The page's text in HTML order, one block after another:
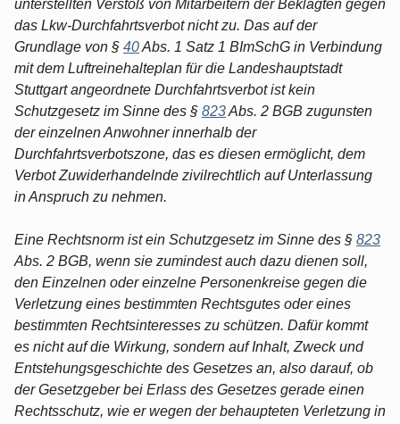
unterstellten Verstoß von Mitarbeitern der Beklagten gegen
das Lkw-Durchfahrtsverbot nicht zu. Das auf der
Grundlage von § 40Abs. 1 Satz 1 BImSchG in Verbindung
mit dem Luftreinehalteplan für die Landeshauptstadt
Stuttgart angeordnete Durchfahrtsverbot ist kein
Schutzgesetz im Sinne des § 823Abs. 2 BGB zugunsten
der einzelnen Anwohner innerhalb der
Durchfahrtsverbotszone, das es diesen ermöglicht, dem
Verbot Zuwiderhandelnde zivilrechtlich auf Unterlassung
in Anspruch zu nehmen.
Eine Rechtsnorm ist ein Schutzgesetz im Sinne des § 823
Abs. 2 BGB, wenn sie zumindest auch dazu dienen soll,
den Einzelnen oder einzelne Personenkreise gegen die
Verletzung eines bestimmten Rechtsgutes oder eines
bestimmten Rechtsinteresses zu schützen. Dafür kommt
es nicht auf die Wirkung, sondern auf Inhalt, Zweck und
Entstehungsgeschichte des Gesetzes an, also darauf, ob
der Gesetzgeber bei Erlass des Gesetzes gerade einen
Rechtsschutz, wie er wegen der behaupteten Verletzung in